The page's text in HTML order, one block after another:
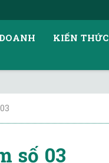
KIẾN THỨC
số 03